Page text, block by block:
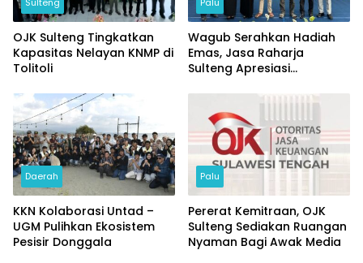
Sulteng
OJK Sulteng Tingkatkan
Kapasitas Nelayan KNMP di
Tolitoli
Palu
Wagub Serahkan Hadiah
Emas, Jasa Raharja
Sulteng Apresiasi
Daerah
KKN Kolaborasi Untad –
UGM Pulihkan Ekosistem
Pesisir Donggala
Palu
Pererat Kemitraan, OJK
Sulteng Sediakan Ruangan
Nyaman Bagi Awak Media